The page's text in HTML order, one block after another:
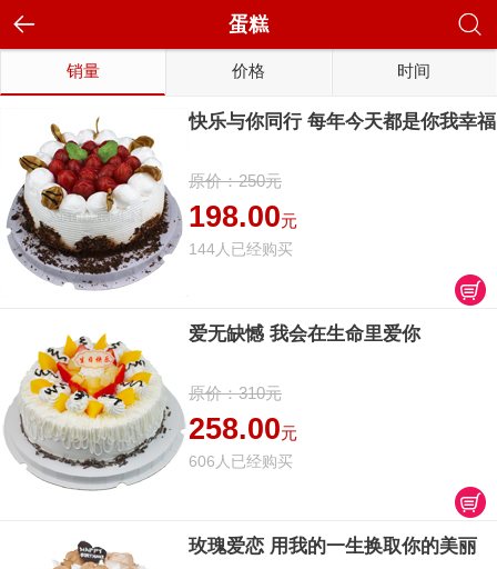
蛋糕
销量 价格 时间
快乐与你同行 每年今天都是你我幸福
原价：250元
198.00元
144人已经购买
爱无缺憾 我会在生命里爱你
原价：310元
258.00元
606人已经购买
玫瑰爱恋 用我的一生换取你的美丽